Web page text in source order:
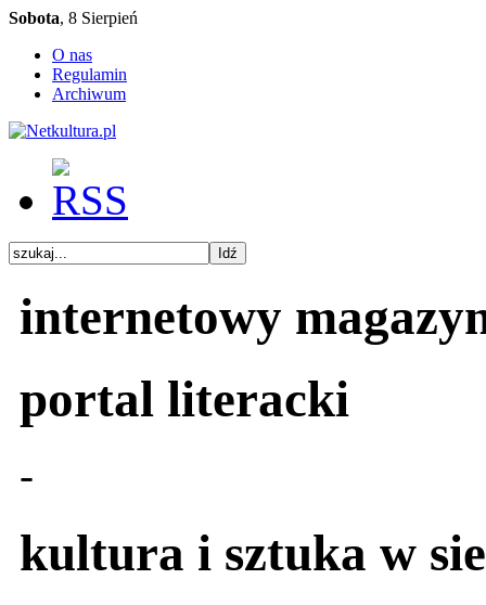
Sobota, 8 Sierpień
O nas
Regulamin
Archiwum
internetowy
portal literacki
-
kultura i sztuka w